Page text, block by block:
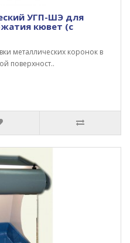
УГП-ШЭ для
кювет (с
металлических коронок в
поверхност..